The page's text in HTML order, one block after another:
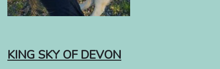
KING SKY OF DEVON